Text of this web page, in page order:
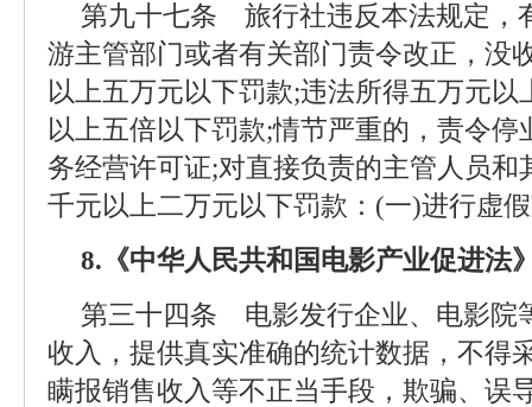
第九十七条 旅行社违反本法规定，
游主管部门或者有关部门责令改正，没
以上五万元以下罚款;违法所得五万元
以上五倍以下罚款;情节严重的，责令
务经营许可证;对直接负责的主管人员和
千元以上二万元以下罚款：(一)进行虚
8.《中华人民共和国电影产业促进法
第三十四条 电影发行企业、电影院
收入，提供真实准确的统计数据，不得
瞒报销售收入等不正当手段，欺骗、误